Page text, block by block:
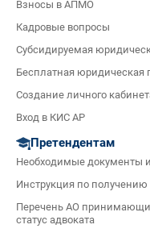
Взносы в АПМО
Кадровые вопросы
Субсидируемая
Бесплатная
Создание личного
Вход в КИС АР
Претендентам
Необходимые документы
Инструкция по получению
Перечень АО
статус адвоката